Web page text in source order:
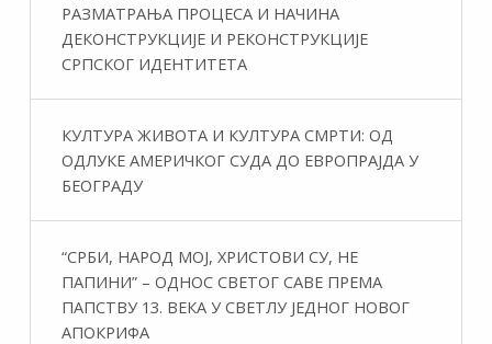
РАЗМАТРАЊА ПРОЦЕСА И НАЧИНА
ДЕКОНСТРУКЦИЈЕ И РЕКОНСТРУКЦИЈЕ
СРПСКОГ ИДЕНТИТЕТА
КУЛТУРА ЖИВОТА И КУЛТУРА СМРТИ: ОД
ОДЛУКЕ АМЕРИЧКОГ СУДА ДО ЕВРОПРАЈДА У
БЕОГРАДУ
“СРБИ, НАРОД МОЈ, ХРИСТОВИ СУ, НЕ
ПАПИНИ” – ОДНОС СВЕТОГ САВЕ ПРЕМА
ПАПСТВУ 13. ВЕКА У СВЕТЛУ ЈЕДНОГ НОВОГ
АПОКРИФА